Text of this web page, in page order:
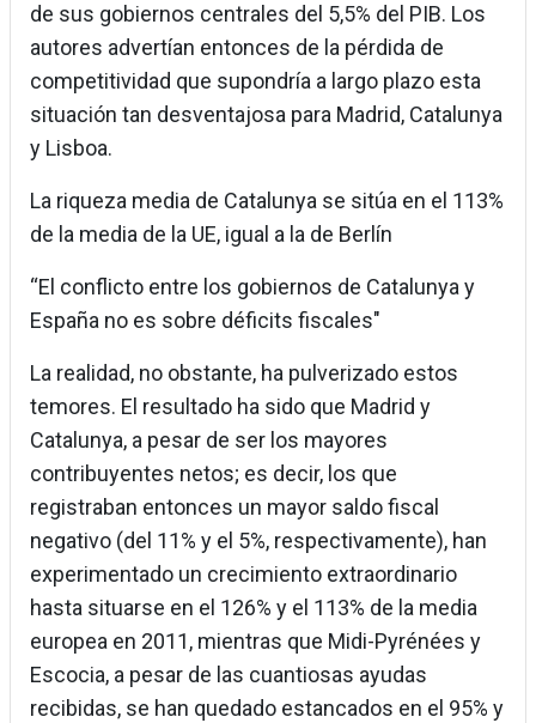
de sus gobiernos centrales del 5,5% del PIB. Los
autores advertían entonces de la pérdida de
competitividad que supondría a largo plazo esta
situación tan desventajosa para Madrid, Catalunya
y Lisboa.
La riqueza media de Catalunya se sitúa en el 113%
de la media de la UE, igual a la de Berlín
“El conflicto entre los gobiernos de Catalunya y
España no es sobre déficits fiscales"
La realidad, no obstante, ha pulverizado estos
temores. El resultado ha sido que Madrid y
Catalunya, a pesar de ser los mayores
contribuyentes netos; es decir, los que
registraban entonces un mayor saldo fiscal
negativo (del 11% y el 5%, respectivamente), han
experimentado un crecimiento extraordinario
hasta situarse en el 126% y el 113% de la media
europea en 2011, mientras que Midi-Pyrénées y
Escocia, a pesar de las cuantiosas ayudas
recibidas, se han quedado estancados en el 95% y